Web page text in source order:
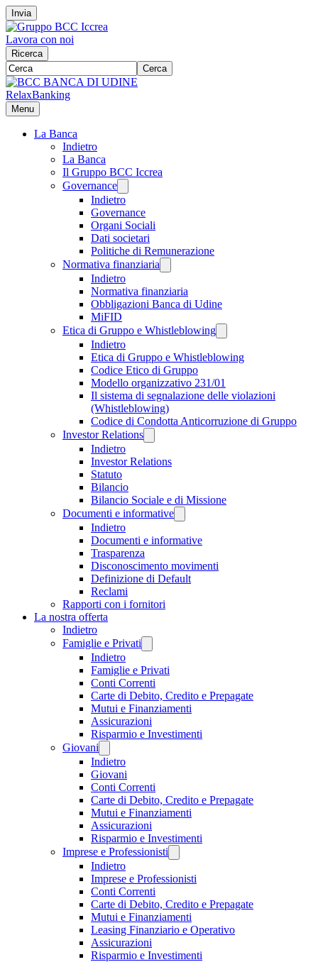
Invia
Lavora con noi
Ricerca
Cerca
RelaxBanking
Menu
La Banca
Indietro
La Banca
Il Gruppo BCC Iccrea
Governance
Indietro
Governance
Organi Sociali
Dati societari
Politiche di Remunerazione
Normativa finanziaria
Indietro
Normativa finanziaria
Obbligazioni Banca di Udine
MiFID
Etica di Gruppo e Whistleblowing
Indietro
Etica di Gruppo e Whistleblowing
Codice Etico di Gruppo
Modello organizzativo 231/01
Il sistema di segnalazione delle violazioni
(Whistleblowing)
Codice di Condotta Anticorruzione di Gruppo
Investor Relations
Indietro
Investor Relations
Statuto
Bilancio
Bilancio Sociale e di Missione
Documenti e informative
Indietro
Documenti e informative
Trasparenza
Disconoscimento movimenti
Definizione di Default
Reclami
Rapporti con i fornitori
La nostra offerta
Indietro
Famiglie e Privati
Indietro
Famiglie e Privati
Conti Correnti
Carte di Debito, Credito e Prepagate
Mutui e Finanziamenti
Assicurazioni
Risparmio e Investimenti
Giovani
Indietro
Giovani
Conti Correnti
Carte di Debito, Credito e Prepagate
Mutui e Finanziamenti
Assicurazioni
Risparmio e Investimenti
Imprese e Professionisti
Indietro
Imprese e Professionisti
Conti Correnti
Carte di Debito, Credito e Prepagate
Mutui e Finanziamenti
Leasing Finanziario e Operativo
Assicurazioni
Risparmio e Investimenti